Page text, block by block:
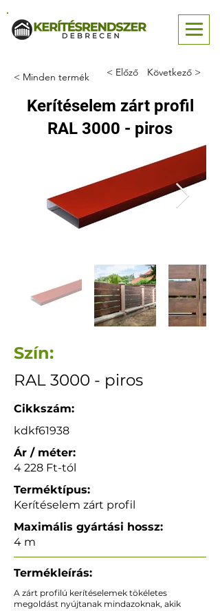
< Minden termék < Előző Következő >
Kerítéselem zárt profil
RAL 3000 - piros
Szín:
RAL 3000 - piros
Cikkszám:
kdkf61938
Ár / méter:
4 228 Ft-tól
Terméktípus:
Kerítéselem zárt profil
Maximális gyártási hossz:
4 m
Termékleírás:
A zárt profilú kerítéselemek tökéletes
megoldást nyújtanak mindazoknak, akik